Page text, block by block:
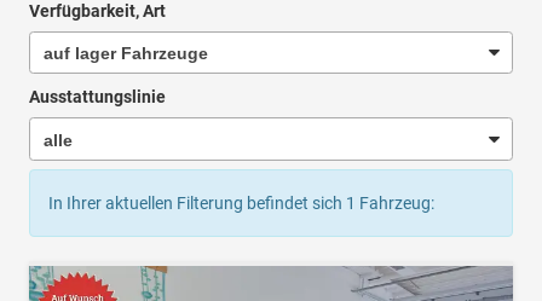
Verfügbarkeit, Art
Ausstattungslinie
In Ihrer aktuellen Filterung befindet sich 1 Fahrzeug: